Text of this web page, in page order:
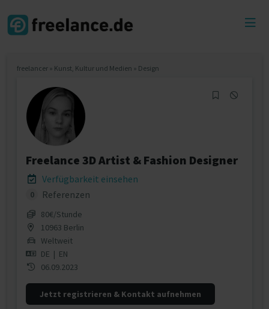
freelancer » Kunst, Kultur und Medien » Design
Freelance 3D Artist & Fashion Designer
Verfügbarkeit einsehen
0 Referenzen
80€/Stunde
10963 Berlin
Weltweit
DE | EN
06.09.2023
Jetzt registrieren & Kontakt aufnehmen